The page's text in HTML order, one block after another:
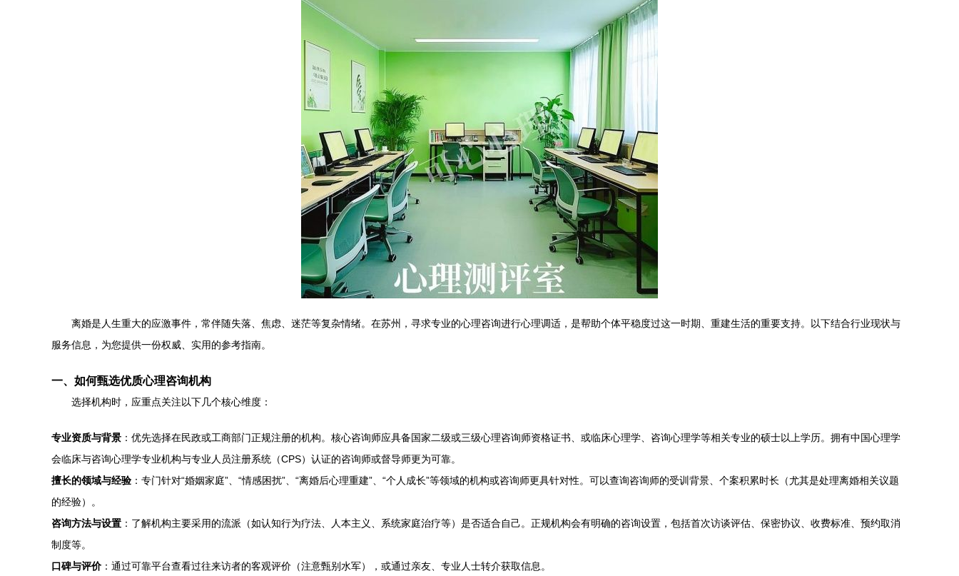
离婚是人生重大的应激事件，常伴随失落、焦虑、迷茫等复杂情绪。在苏州，寻求专业的心理咨询进行心理调适，是帮助个体平稳度过这一时期、重建生活的重要支持。以下结合行业现状与
服务信息，为您提供一份权威、实用的参考指南。
一、如何甄选优质心理咨询机构
选择机构时，应重点关注以下几个核心维度：
专业资质与背景 ：优先选择在民政或工商部门正规注册的机构。核心咨询师应具备国家二级或三级心理咨询师资格证书、或临床心理学、咨询心理学等相关专业的硕士以上学历。拥有中国心理学
会临床与咨询心理学专业机构与专业人员注册系统（CPS）认证的咨询师或督导师更为可靠。
擅长的领域与经验 ：专门针对“婚姻家庭”、“情感困扰”、“离婚后心理重建”、“个人成长”等领域的机构或咨询师更具针对性。可以查询咨询师的受训背景、个案积累时长（尤其是处理离婚相关议题
的经验）。
咨询方法与设置 ：了解机构主要采用的流派（如认知行为疗法、人本主义、系统家庭治疗等）是否适合自己。正规机构会有明确的咨询设置，包括首次访谈评估、保密协议、收费标准、预约取消
制度等。
口碑与评价：通过可靠平台查看过往来访者的客观评价（注意甄别水军），或通过亲友、专业人士转介获取信息。